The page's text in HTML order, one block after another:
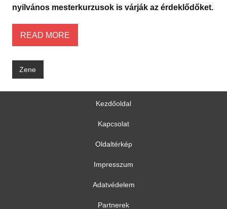
nyilvános mesterkurzusok is várják az érdeklődőket.
READ MORE
Zene
Kezdőoldal
Kapcsolat
Oldaltérkép
Impresszum
Adatvédelem
Partnerek